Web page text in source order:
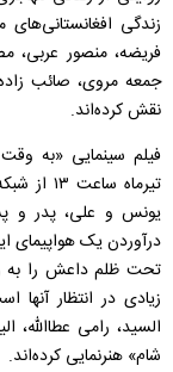
زندگی
فریضه، منصور
جمعه مروی، صائب زاده
نقش کرده‌اند.
تیرماه
یونس و علی، پدر و
درآوردن یک هواپیمای
تحت ظلم داعش را به
زیادی در انتظار
السید، رامی
شام» هنرنمایی کرده‌اند.